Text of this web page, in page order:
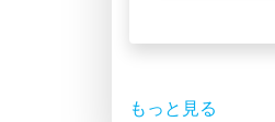
もっと見る